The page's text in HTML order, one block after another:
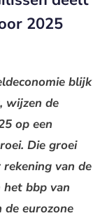
2025
blijk
wijzen de
op een
Die groei
van de
bbp van
eurozone